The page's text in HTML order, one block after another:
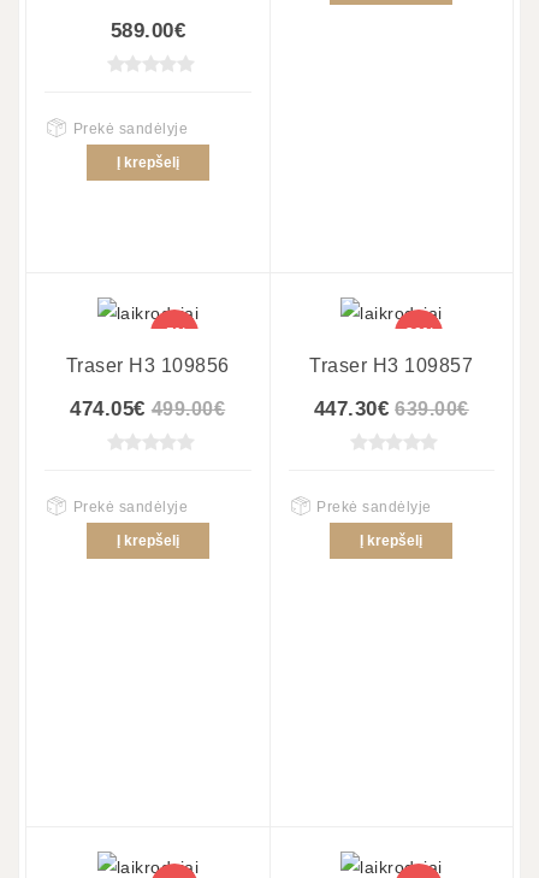
589.00€
Prekė sandėlyje
Į krepšelį
-5%
Traser H3 109856
474.05€ 499.00€
Prekė sandėlyje
Į krepšelį
-30%
Traser H3 109857
447.30€ 639.00€
Prekė sandėlyje
Į krepšelį